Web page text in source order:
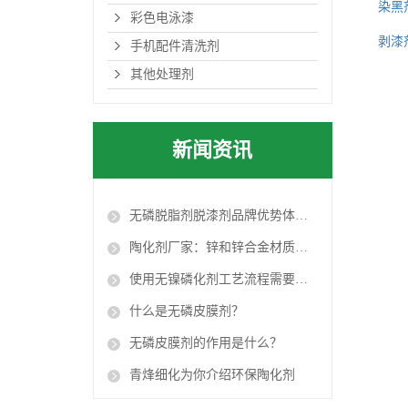
彩色电泳漆
手机配件清洗剂
其他处理剂
新闻资讯
无磷脱脂剂脱漆剂品牌优势体现在哪？
陶化剂厂家：锌和锌合金材质本体的产品都要进行钝化处理
使用无镍磷化剂工艺流程需要设计出适合自己产品的流程
什么是无磷皮膜剂？
无磷皮膜剂的作用是什么？
青烽细化为你介绍环保陶化剂
染黑
剥漆